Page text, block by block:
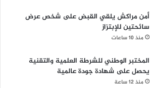
أمن مراكش يلقي القبض على شخص عرض
سائحتين للإبتزاز
منذ 10 ساعات
المختبر الوطني للشرطة العلمية والتقنية
يحصل على شهادة جودة عالمية
منذ 12 ساعة